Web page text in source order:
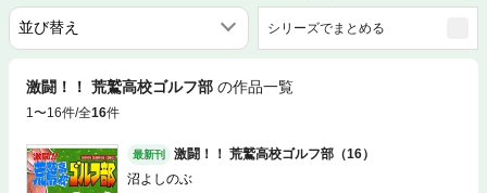
シリーズでまとめる
激闘！！ 荒鷲高校ゴルフ部 の作品一覧
1〜16件/全16件
最新刊
激闘！！ 荒鷲高校ゴルフ部（16）
沼よしのぶ